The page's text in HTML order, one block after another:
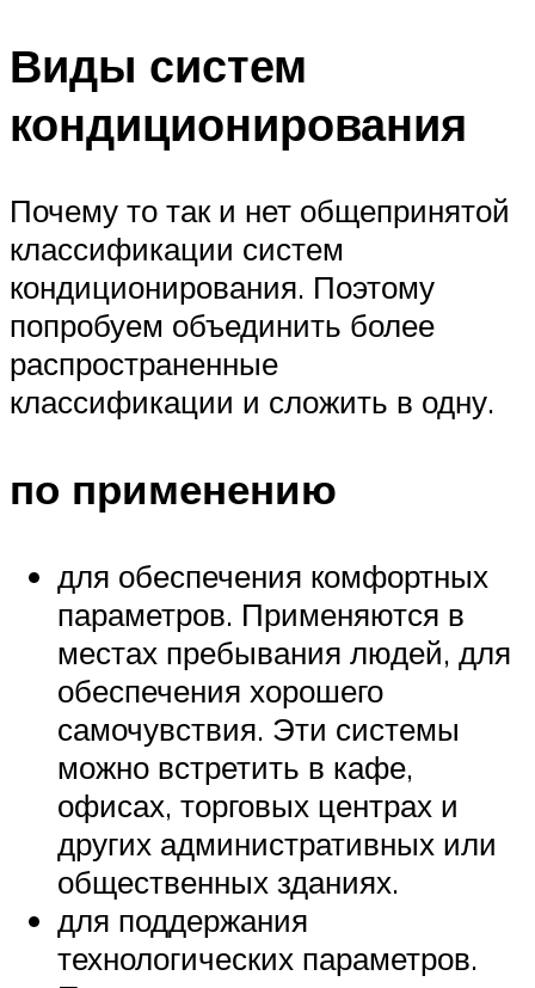
Виды систем
кондиционирования
Почему то так и нет общепринятой
классификации систем
кондиционирования. Поэтому
попробуем объединить более
распространенные
классификации и сложить в одну.
по применению
для обеспечения комфортных
параметров. Применяются в
местах пребывания людей, для
обеспечения хорошего
самочувствия. Эти системы
можно встретить в кафе,
офисах, торговых центрах и
других административных или
общественных зданиях.
для поддержания
технологических параметров.